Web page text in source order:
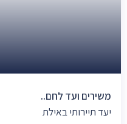
משירים ועד לחם..
יעד תיירותי באילת